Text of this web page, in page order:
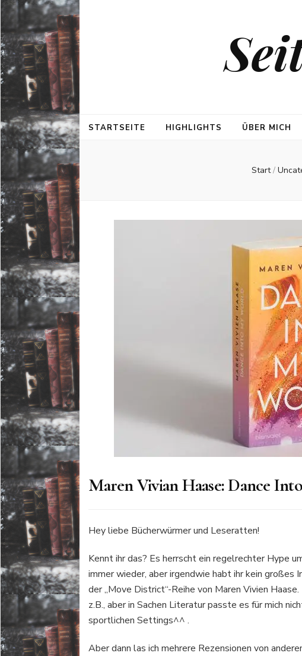
STARTSEITE HIGHLIGHTS ÜBER MICH
Start /
Maren Vivian Haase: Dance
Hey liebe Bücherwürmer und Leseratten!
Kennt ihr das? Es herrscht ein regelrechter Hype
immer wieder, aber irgendwie habt ihr kein großes
der „Move District“-Reihe von Maren Vivien
z.B., aber in Sachen Literatur passte es für mich
sportlichen Settings^^ .
Aber dann las ich mehrere Rezensionen von